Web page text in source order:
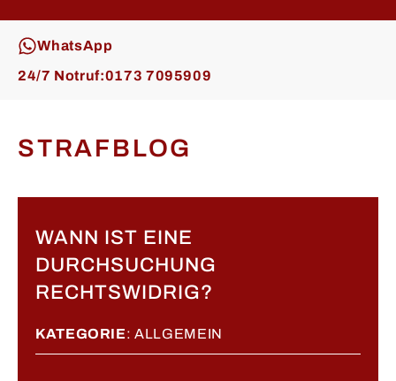
WhatsApp
24/7 Notruf:0173 7095909
STRAFBLOG
WANN IST EINE
DURCHSUCHUNG
RECHTSWIDRIG?
KATEGORIE:ALLGEMEIN